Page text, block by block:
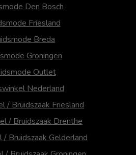
Den Bosch
Friesland
Breda
Groningen
Outlet
Nederland
/ Bruidszaak Friesland
/ Bruidszaak Drenthe
/ Bruidszaak Gelderland